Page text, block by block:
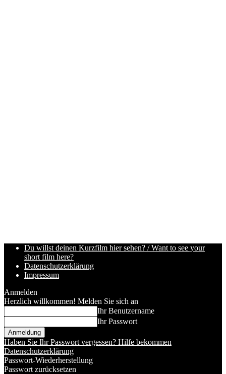
Du willst deinen Kurzfilm hier sehen? / Want to see your
short film here?
Datenschutzerklärung
Impressum
Anmelden
Herzlich willkommen! Melden Sie sich an
Ihr Benutzername
Ihr Passwort
Haben Sie Ihr Passwort vergessen? Hilfe bekommen
Datenschutzerklärung
Passwort-Wiederherstellung
Passwort zurücksetzen